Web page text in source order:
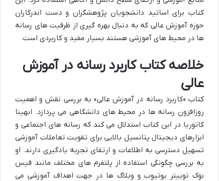
کتاب برای اساتید دانشجویان پژوهشگران و دست اندرکاران
حوزه آموزش عالی که به دنبال بهره گیری از ظرفیت های رسانه
ها در محیط های آموزشی هستند بسیار مفید و کاربردی است.
خلاصه کتاب کاربرد رسانه در آموزش
عالی
کتاب «کاربرد رسانه در آموزش عالی» به بررسی نقش و اهمیت
روزافزون رسانه ها در محیط های دانشگاهی می پردازد. ابهینا
کاتوریا در این کتاب استدلال می کند که رسانه های اجتماعی و
ابزارهای دیجیتال پتانسیل بالایی برای تقویت تعاملات آموزشی
تسهیل دسترسی به اطلاعات و ارتقای تجربه یادگیری دارند. او
به بررسی چگونگی استفاده از پلتفرم های مختلف مانند فیس
بوک توییتر یوتیوب و وبلاگ ها در جهت اهداف آموزشی می